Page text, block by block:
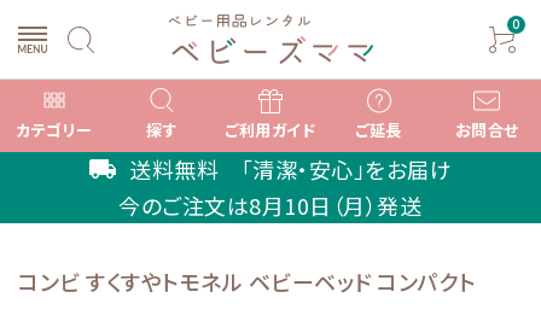
0
カテゴリー 探す ご利用ガイド ご延長 お問合せ
local_shipping 送料無料 「清潔・安心」をお届け
今のご注文は8月10日（月）発送
search
コンビ すくすやトモネル ベビーベッド コンパクト